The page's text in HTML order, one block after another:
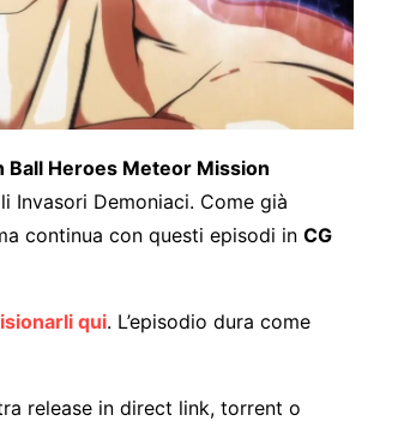
Ball Heroes Meteor Mission
Invasori Demoniaci. Come già
continua con questi episodi in CG
qui. L’episodio dura come
release in direct link, torrent o